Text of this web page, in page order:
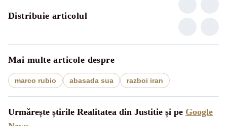
Distribuie articolul
Mai multe articole despre
marco rubio abasada sua razboi iran
Urmărește știrile Realitatea din Justitie și pe Google